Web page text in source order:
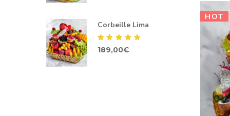
HOT
Corbeille Lima
Note 5.00 sur
5
189,00€